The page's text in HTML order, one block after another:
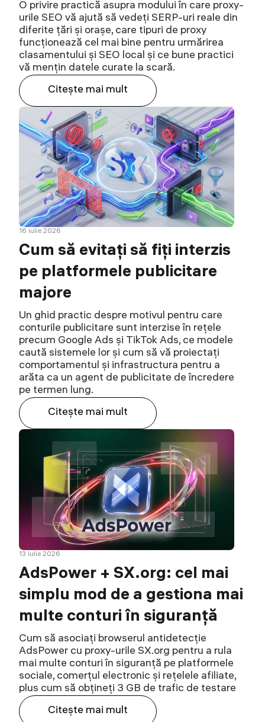
O privire practică asupra modului în care proxy-
urile SEO vă ajută să vedeți SERP-uri reale din
diferite țări și orașe, care tipuri de proxy
funcționează cel mai bine pentru urmărirea
clasamentului și SEO local și ce bune practici
vă mențin datele curate la scară.
Citeşte mai mult
16 iulie 2026
Cum să evitați să fiți interzis
pe platformele publicitare
majore
Un ghid practic despre motivul pentru care
conturile publicitare sunt interzise în rețele
precum Google Ads și TikTok Ads, ce modele
caută sistemele lor și cum să vă proiectați
comportamentul și infrastructura pentru a
arăta ca un agent de publicitate de încredere
pe termen lung.
Citeşte mai mult
13 iulie 2026
AdsPower + SX.org: cel mai
simplu mod de a gestiona mai
multe conturi în siguranță
Cum să asociați browserul antidetecție
AdsPower cu proxy-urile SX.org pentru a rula
mai multe conturi în siguranță pe platformele
sociale, comerțul electronic și rețelele afiliate,
plus cum să obțineți 3 GB de trafic de testare
Citeşte mai mult